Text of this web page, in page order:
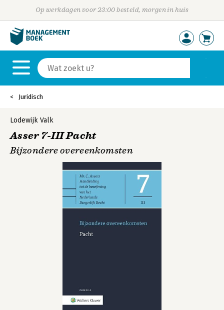
Op werkdagen voor 23:00 besteld, morgen in huis
Juridisch
Lodewijk Valk
Asser 7-III Pacht
Bijzondere overeenkomsten